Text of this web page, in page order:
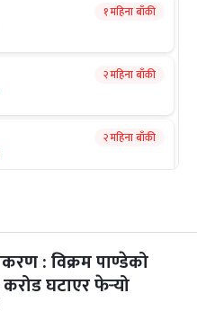
१ महिना बाँकी
२ महिना बाँकी
२ महिना बाँकी
२ महिना बाँकी
: विक्रम पाण्डेको
घटाएर फेर्‍यो